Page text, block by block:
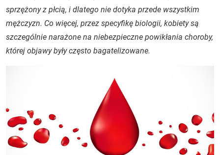
sprzężony z płcią, i dlatego nie dotyka przede wszystkim
mężczyzn. Co więcej, przez specyfikę biologii, kobiety są
szczególnie narażone na niebezpieczne powikłania choroby,
której objawy były często bagatelizowane.